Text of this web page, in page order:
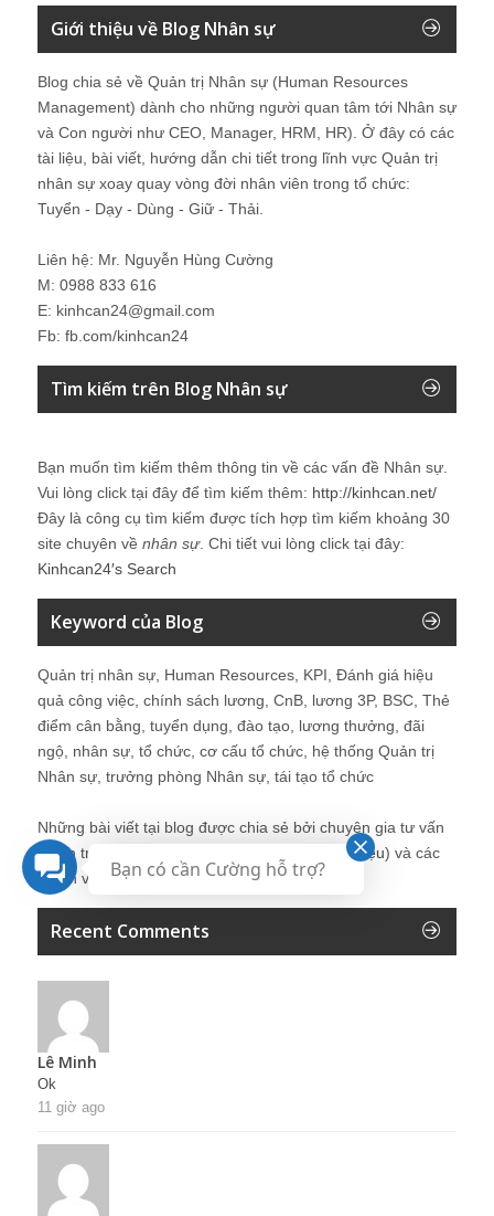
Giới thiệu về Blog Nhân sự
Blog chia sẻ về Quản trị Nhân sự (Human Resources
Management) dành cho những người quan tâm tới Nhân sự
và Con người như CEO, Manager, HRM, HR). Ở đây có các
tài liệu, bài viết, hướng dẫn chi tiết trong lĩnh vực Quản trị
nhân sự xoay quay vòng đời nhân viên trong tổ chức:
Tuyển - Dạy - Dùng - Giữ - Thải.
Liên hệ: Mr. Nguyễn Hùng Cường
M: 0988 833 616
E: kinhcan24@gmail.com
Fb: fb.com/kinhcan24
Tìm kiếm trên Blog Nhân sự
Bạn muốn tìm kiếm thêm thông tin về các vấn đề Nhân sự.
Vui lòng click tại đây để tìm kiếm thêm: http://kinhcan.net/
Đây là công cụ tìm kiếm được tích hợp tìm kiếm khoảng 30
site chuyên về nhân sự. Chi tiết vui lòng click tại đây:
Kinhcan24′s Search
Keyword của Blog
Quản trị nhân sự, Human Resources, KPI, Đánh giá hiệu
quả công việc, chính sách lương, CnB, lương 3P, BSC, Thẻ
điểm cân bằng, tuyển dụng, đào tạo, lương thưởng, đãi
ngộ, nhân sự, tổ chức, cơ cấu tổ chức, hệ thống Quản trị
Nhân sự, trưởng phòng Nhân sự, tái tạo tổ chức
Những bài viết tại blog được chia sẻ bởi chuyên gia tư vấn
Quản trị Nhân sự Nguyễn Hùng Cường (
giới thiệu) và các
thành viên khác trong cộng đồng Nhân sự.
Recent Comments
Lê Minh
Ok
11 giờ ago
Bạn có cần Cường hỗ trợ?